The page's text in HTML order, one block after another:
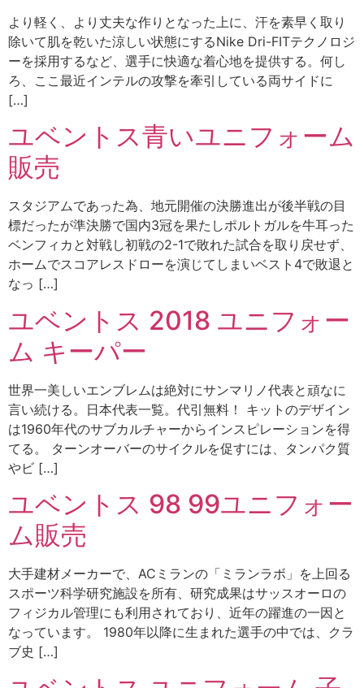
より軽く、より丈夫な作りとなった上に、汗を素早く取り
除いて肌を乾いた涼しい状態にするNike Dri-FITテクノロジ
ーを採用するなど、選手に快適な着心地を提供する。何し
ろ、ここ最近インテルの攻撃を牽引している両サイドに
[…]
ユベントス青いユニフォーム
販売
スタジアムであった為、地元開催の決勝進出が後半戦の目
標だったが準決勝で国内3冠を果たしポルトガルを牛耳った
ベンフィカと対戦し初戦の2-1で敗れた試合を取り戻せず、
ホームでスコアレスドローを演じてしまいベスト4で敗退と
なっ […]
ユベントス 2018 ユニフォー
ム キーパー
世界一美しいエンブレムは絶対にサンマリノ代表と頑なに
言い続ける。日本代表一覧。代引無料！ キットのデザイン
は1960年代のサブカルチャーからインスピレーションを得
てる。 ターンオーバーのサイクルを促すには、タンパク質
やビ […]
ユベントス 98 99ユニフォー
ム販売
大手建材メーカーで、ACミランの「ミランラボ」を上回る
スポーツ科学研究施設を所有、研究成果はサッスオーロの
フィジカル管理にも利用されており、近年の躍進の一因と
なっています。 1980年以降に生まれた選手の中では、クラ
ブ史 […]